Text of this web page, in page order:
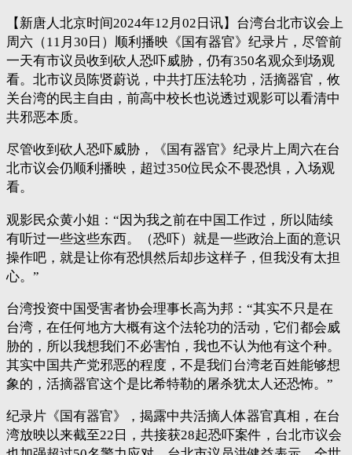
【新唐人北京时间2024年12月02日讯】台湾台北市议会上
周六（11月30日）顺利播映《国有器官》纪录片，尽管前
一天有市议员收到砍人恐吓威胁，仍有350名观众到场观
看。北市议员陈贤蔚说，中共打压法轮功，活摘器官，攸
关台湾的民主自由，前高中校长也说透过观影可以看清中
共邪恶本质。
尽管收到砍人恐吓威胁，《国有器官》纪录片上周六在台
北市议会仍顺利播映，超过350位民众不畏恐惧，入场观
看。
观影民众黄小姐：“因为我之前在中国工作过，所以陆续
有听过一些这些东西。（恐吓）就是一些政治上面的意识
操作吧，就是让你有恐惧然后却步这样子，但我没有太担
心。”
台湾投资中国受害者协会理事长高为邦：“其实不只是在
台湾，在任何地方大概有这个法轮功的活动，它们都会威
胁的，所以我想我们不必害怕，我也不认为他有这个种。
其实中国共产党邪恶的程度，不是我们台湾老百姓能够想
象的，活摘器官这个是比希特勒的屠杀犹太人还恐怖。”
纪录片《国有器官》，揭露中共活摘人体器官真相，在台
湾放映以来截至22日，共接获28起恐吓案件，台北市议会